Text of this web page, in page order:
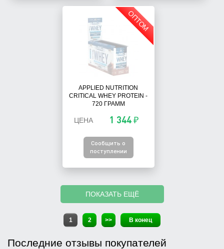
ОПТОМ
APPLIED NUTRITION
CRITICAL WHEY PROTEIN -
720 ГРАММ
ЦЕНА 1 344 ₽
Сообщить о
поступлении
ПОКАЗАТЬ ЕЩЁ
1 2 >> В конец
Последние отзывы покупателей